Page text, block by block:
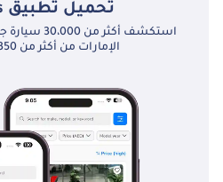
تحميل تطبيق
استكشف
الإمارات من أكثر من 350 وكيل معتمد.